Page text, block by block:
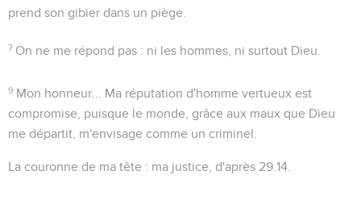
prend son gibier dans un piège.
7 On ne me répond pas : ni les hommes, ni surtout Dieu.
9 Mon honneur...
Ma réputation d'homme vertueux est
compromise, puisque le monde, grâce aux maux que Dieu
me départit, m'envisage comme un criminel.
La couronne de ma tête : ma justice, d'après 29.14